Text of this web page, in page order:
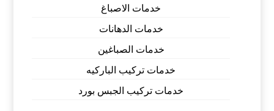
خدمات الاصباغ
خدمات الدهانات
خدمات الصباغين
خدمات تركيب الباركيه
خدمات تركيب الجبس بورد